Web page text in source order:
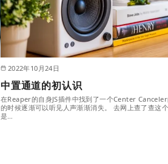
2022年10月24日
中置通道的初认识
在Reaper的自身JS插件中找到了一个Center
的时候逐渐可以听见人声渐渐消失。 去网上查了查这
是…